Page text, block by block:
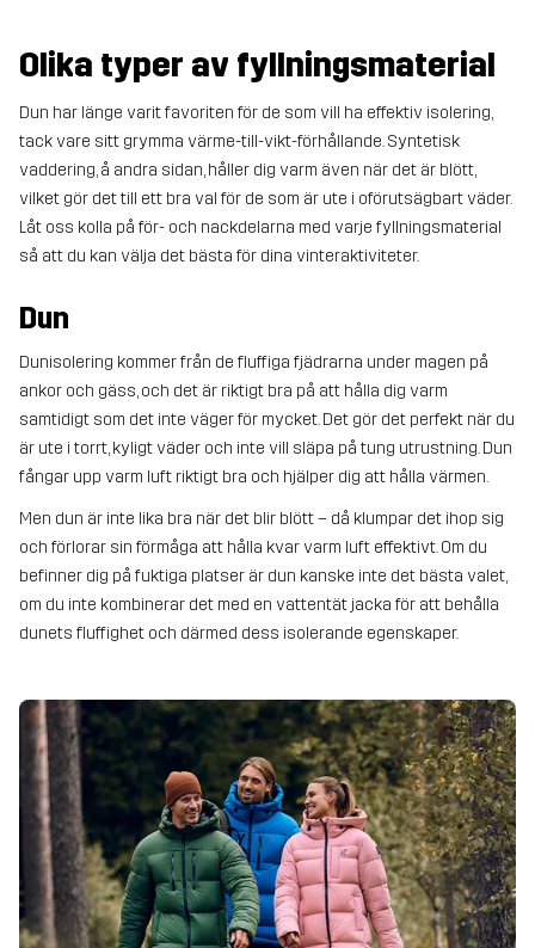
Olika typer av fyllningsmaterial
Dun har länge varit favoriten för de som vill ha effektiv isolering,
tack vare sitt grymma värme-till-vikt-förhållande. Syntetisk
vaddering, å andra sidan, håller dig varm även när det är blött,
vilket gör det till ett bra val för de som är ute i oförutsägbart väder.
Låt oss kolla på för- och nackdelarna med varje fyllningsmaterial
så att du kan välja det bästa för dina vinteraktiviteter.
Dun
Dunisolering kommer från de fluffiga fjädrarna under magen på
ankor och gäss, och det är riktigt bra på att hålla dig varm
samtidigt som det inte väger för mycket. Det gör det perfekt när du
är ute i torrt, kyligt väder och inte vill släpa på tung utrustning. Dun
fångar upp varm luft riktigt bra och hjälper dig att hålla värmen.
Men dun är inte lika bra när det blir blött – då klumpar det ihop sig
och förlorar sin förmåga att hålla kvar varm luft effektivt. Om du
befinner dig på fuktiga platser är dun kanske inte det bästa valet,
om du inte kombinerar det med en vattentät jacka för att behålla
dunets fluffighet och därmed dess isolerande egenskaper.